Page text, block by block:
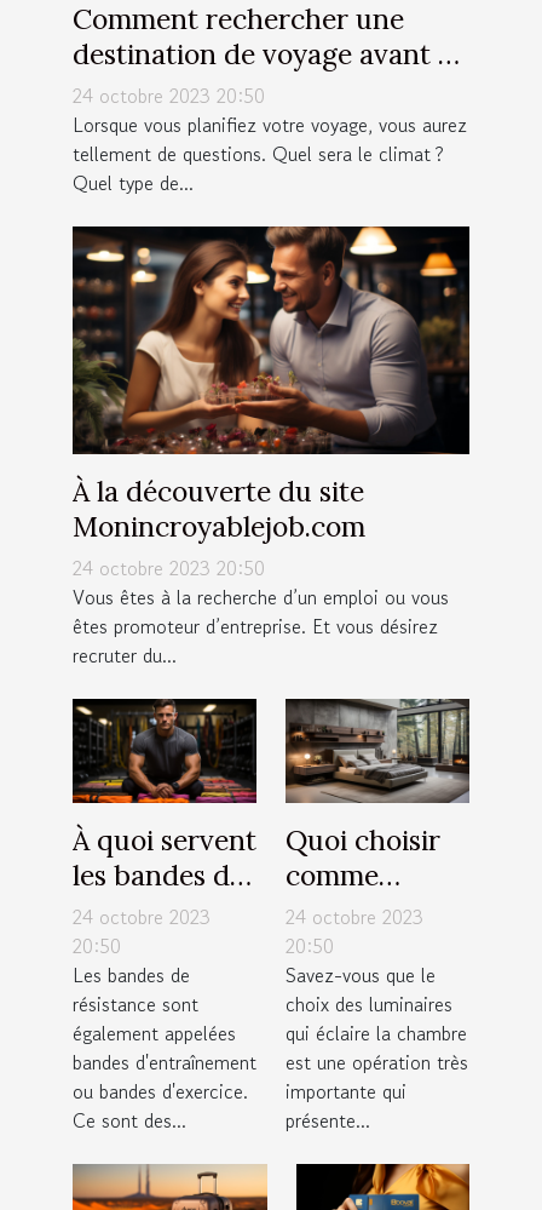
Comment rechercher une
destination de voyage avant de
partir ?
24 octobre 2023 20:50
Lorsque vous planifiez votre voyage, vous aurez
tellement de questions. Quel sera le climat ?
Quel type de...
À la découverte du site
Monincroyablejob.com
24 octobre 2023 20:50
Vous êtes à la recherche d’un emploi ou vous
êtes promoteur d’entreprise. Et vous désirez
recruter du...
À quoi servent
les bandes de
résistance ?
24 octobre 2023
20:50
Les bandes de
résistance sont
également appelées
bandes d'entraînement
ou bandes d'exercice.
Ce sont des...
Quoi choisir
comme
luminaires
pour sa
chambre ?
24 octobre 2023
20:50
Savez-vous que le
choix des luminaires
qui éclaire la chambre
est une opération très
importante qui
présente...